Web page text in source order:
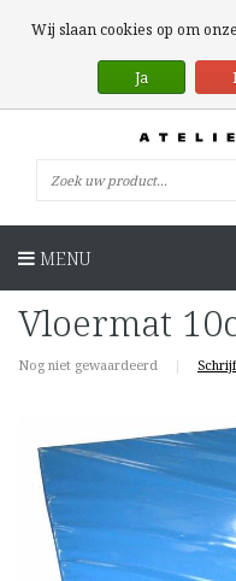
MENU
Vloermat
Nog niet gewaardeerd |
Wij slaan cookies op om
Ja